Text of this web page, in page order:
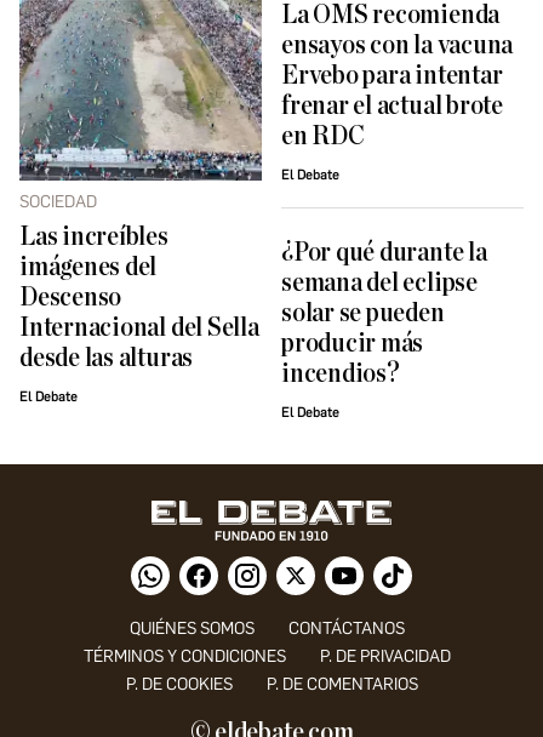
SOCIEDAD
Las increíbles
imágenes del
Descenso
Internacional del Sella
desde las alturas
El Debate
La OMS recomienda
ensayos con la vacuna
Ervebo para intentar
frenar el actual brote
en RDC
El Debate
¿Por qué durante la
semana del eclipse
solar se pueden
producir más
incendios?
El Debate
QUIÉNES SOMOS
CONTÁCTANOS
TÉRMINOS Y CONDICIONES
P. DE PRIVACIDAD
P. DE COOKIES
P. DE COMENTARIOS